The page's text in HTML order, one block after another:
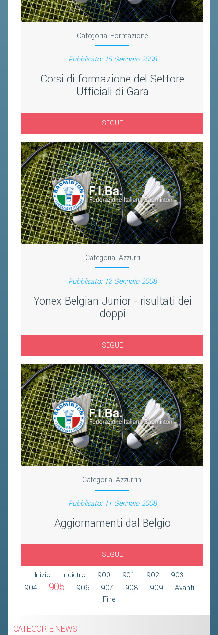
Categoria: Formazione
Pubblicato: 15 Gennaio 2008
Corsi di formazione del Settore
Ufficiali di Gara
SEGUE
Categoria: Azzurri
Pubblicato: 12 Gennaio 2008
Yonex Belgian Junior - risultati dei
doppi
SEGUE
Categoria:Azzurrini
Pubblicato: 11 Gennaio 2008
Aggiornamenti dal Belgio
SEGUE
Inizio
Indietro 900 901 902
903
904
905 906 907 908 909
Avanti
Fine
CATEGORIE NEWS
BANDI DI GARA E CONTRATTI
WHISTLEBLOWING
SPORTELLO FISCALE
MODULISTICA
DOCUMENTI E APPROFONDIMENTI
AIRBADMINTON
TAPPE REGIONALI AIRBADMINTON
PICKLEBALL
FIBA PICKLEBALL TOUR
CLASSIFICHE PICKLEBALL
BANDI PUBBLICI
VOLA CON NOI 2026
RIVISTA BADMANIA
2024
2023
2022
2021
2020
2019
2018